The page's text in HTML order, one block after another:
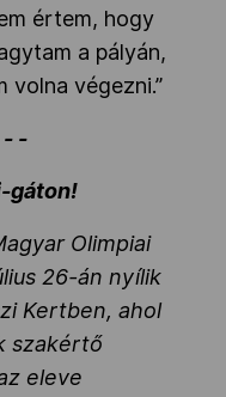
értem, hogy
a pályán,
volna végezni.”
- -
gáton!
Olimpiai
26-án nyílik
Kertben, ahol
szakértő
eleve